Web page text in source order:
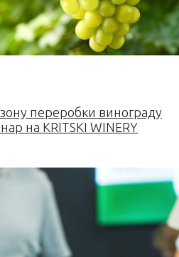
переробки винограду
на KRITSKI WINERY